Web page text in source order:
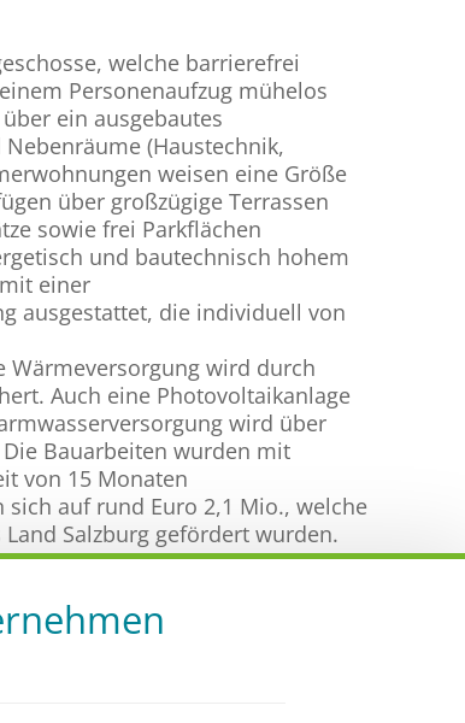
welche barrierefrei
Personenaufzug mühelos
ein ausgebautes
(Haustechnik,
weisen eine Größe
über großzügige Terrassen
sowie frei Parkflächen
und bautechnisch hohem
einer
ausgestattet, die individuell von
Wärmeversorgung wird durch
Auch eine Photovoltaikanlage
wird über
Bauarbeiten wurden mit
von 15 Monaten
auf rund Euro 2,1 Mio., welche
Salzburg gefördert wurden.